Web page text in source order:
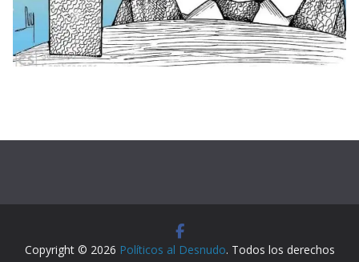
Copyright © 2026 Políticos al Desnudo. Todos los derechos